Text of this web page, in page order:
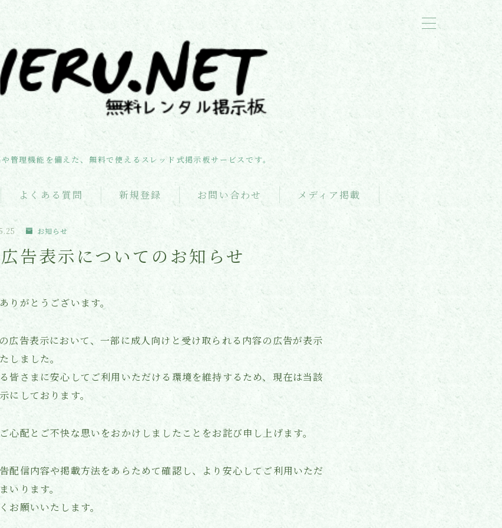
管理機能を備えた、無料で使えるスレッド式掲示板サービスです。
よくある質問 新規登録 お問い合わせ メディア掲載
よくある質問
新規登録
お問い合わせ
お知らせ
告表示についてのお知らせ
りがとうございます。
広告表示において、一部に成人向けと受け取られる内容の広告が表示
しました。
皆さまに安心してご利用いただける環境を維持するため、現在は当該
にしております。
心配とご不快な思いをおかけしましたことをお詫び申し上げます。
配信内容や掲載方法をあらためて確認し、より安心してご利用いただ
いります。
お願いいたします。